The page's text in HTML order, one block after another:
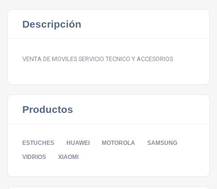
Descripción
VENTA DE MOVILES SERVICIO TECNICO Y ACCESORIOS
Productos
ESTUCHES HUAWEI MOTOROLA SAMSUNG
VIDRIOS XIAOMI